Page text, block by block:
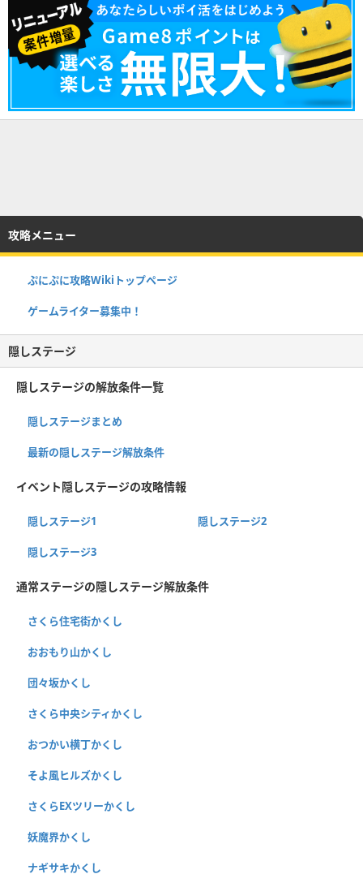
攻略メニュー
ぷにぷに攻略Wikiトップページ
ゲームライター募集中！
隠しステージ
隠しステージの解放条件一覧
隠しステージまとめ
最新の隠しステージ解放条件
イベント隠しステージの攻略情報
隠しステージ1 隠しステージ2
隠しステージ3
通常ステージの隠しステージ解放条件
さくら住宅街かくし
おおもり山かくし
団々坂かくし
さくら中央シティかくし
おつかい横丁かくし
そよ風ヒルズかくし
さくらEXツリーかくし
妖魔界かくし
ナギサキかくし